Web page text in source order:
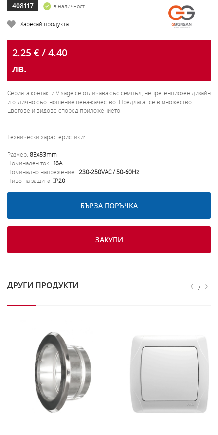
408117 в наличност
Харесай продукта
2.25 € / 4.40
лв.
Серията контакти Visage се отличава със семпъл, непретенциозен дизайн
и отлично съотношение цена-качество. Предлагат се в множество
цветове и видове според приложението.
Технически характеристики:
Размер: 83x83mm
Номинален ток: 16A
Номинално напрежение: 230-250VAC / 50-60Hz
Ниво на защита: IP20
БЪРЗА ПОРЪЧКА
ЗАКУПИ
ДРУГИ ПРОДУКТИ ‹ / ›